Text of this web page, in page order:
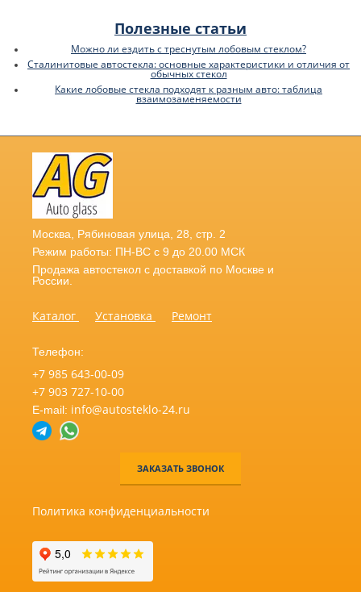
Полезные статьи
Можно ли ездить с треснутым лобовым стеклом?
Сталинитовые автостекла: основные характеристики и отличия от
обычных стекол
Какие лобовые стекла подходят к разным авто: таблица
взаимозаменяемости
Москва, Рябиновая улица, 28, стр. 2
Режим работы: ПН-ВС с 9 до 20.00 МСК
Продажа автостекол с доставкой по Москве и
России.
Каталог Установка Ремонт
Телефон:
+7 985 643-00-09
+7 903 727-10-00
E-mail: info@autosteklo-24.ru
ЗАКАЗАТЬ ЗВОНОК
Политика конфиденциальности